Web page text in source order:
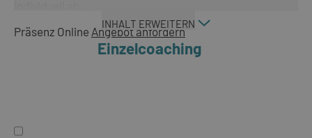
INHALT ERWEITERN
Präsenz Online Angebot anfordern
Einzelcoaching